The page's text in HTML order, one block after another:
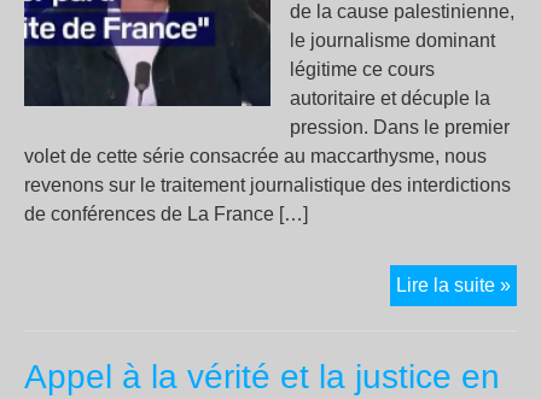
de la cause palestinienne,
le journalisme dominant
légitime ce cours
autoritaire et décuple la
pression. Dans le premier
volet de cette série consacrée au maccarthysme, nous
revenons sur le traitement journalistique des interdictions
de conférences de La France […]
Lire la suite »
Appel à la vérité et la justice en